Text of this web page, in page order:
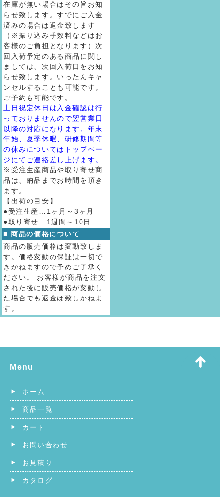
在庫が無い場合はその旨お知
らせ致します。すでにご入金
済みの場合は返金致します
（※振り込み手数料などはお
客様のご負担となります）次
回入荷予定のある商品に関し
ましては、次回入荷日をお知
らせ致します。いったんキャ
ンセルすることも可能です。
ご予約も可能です。
土日祝定休日は入金確認は行
っておりませんので翌営業日
以降の対応になります。年末
年始、夏季休暇、研修期間等
の休みについてはトップペー
ジにてご連絡差し上げます。
※受注生産商品や取り寄せ商
品は、納品までお時間を頂き
ます。
【出荷の目安】
●受注生産…1ヶ月～3ヶ月
●取り寄せ…1週間～10日
■ 商品の価格について
商品の販売価格は変動致しま
す。価格変動の保証は一切で
きかねますので予めご了承く
ださい。 お客様が商品を注文
された後に販売価格が変動し
た場合でも返金は致しかねま
す。
Menu
ホーム
商品一覧
カート
お問い合わせ
お見積り
カタログ